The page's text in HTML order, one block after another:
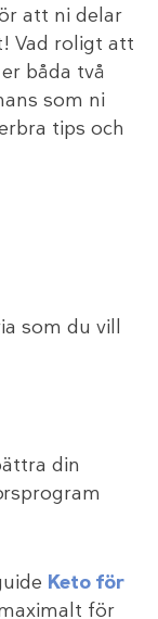
att ni delar
Vad roligt att
båda två
som ni
tips och
som du vill
din
Keto för
för